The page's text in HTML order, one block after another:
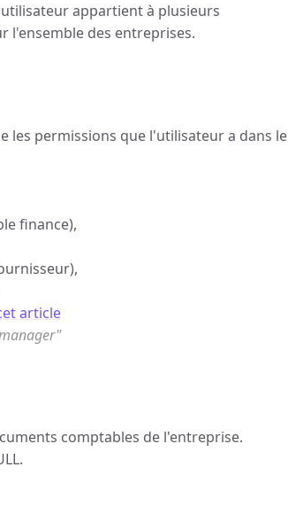
utilisateur appartient à plusieurs
l'ensemble des entreprises.
les permissions que l'utilisateur a dans le
finance),
article
comptables de l'entreprise.